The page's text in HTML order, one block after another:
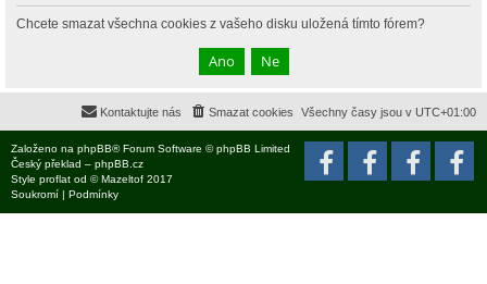
Chcete smazat všechna cookies z vašeho disku uložená tímto fórem?
Všechny časy jsou v UTC+01:00
Smazat cookies
Kontaktujte nás
Založeno na phpBB® Forum Software © phpBB Limited
Český překlad – phpBB.cz
Style proflat od ©Mazeltof 2017
Soukromí | Podmínky